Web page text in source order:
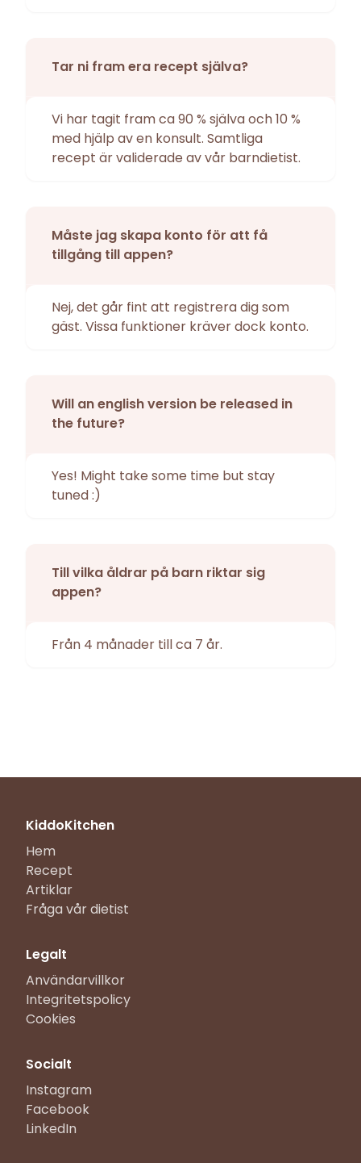
Tar ni fram era recept själva?
Vi har tagit fram ca 90 % själva och 10 %
med hjälp av en konsult. Samtliga
recept är validerade av vår barndietist.
Måste jag skapa konto för att få
tillgång till appen?
Nej, det går fint att registrera dig som
gäst. Vissa funktioner kräver dock konto.
Will an english version be released in
the future?
Yes! Might take some time but stay
tuned :)
Till vilka åldrar på barn riktar sig
appen?
Från 4 månader till ca 7 år.
KiddoKitchen
Hem
Recept
Artiklar
Fråga vår dietist
Legalt
Användarvillkor
Integritetspolicy
Cookies
Socialt
Instagram
Facebook
LinkedIn